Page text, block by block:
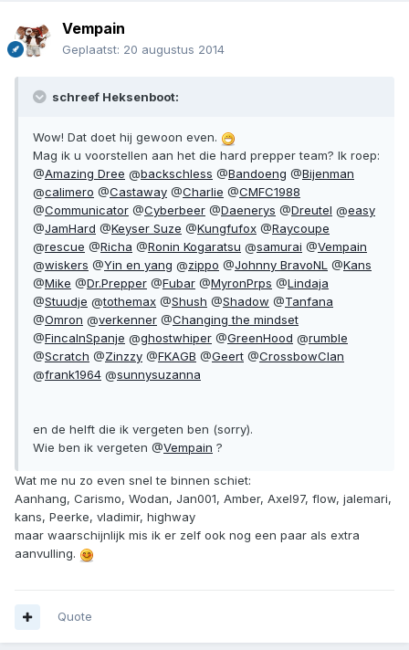
Vempain
Geplaatst: 20 augustus 2014
schreef Heksenboot:
Wow! Dat doet hij gewoon even.
Mag ik u voorstellen aan het die hard prepper team? Ik roep:
@Amazing Dree @backschless @Bandoeng @Bijenman
@calimero @Castaway @Charlie @CMFC1988
@Communicator @Cyberbeer @Daenerys @Dreutel @easy
@JamHard @Keyser Suze @Kungfufox @Raycoupe
@rescue @Richa @Ronin Kogaratsu @samurai @Vempain
@wiskers @Yin en yang @zippo @Johnny BravoNL @Kans
@Mike @Dr.Prepper @Fubar @MyronPrps @Lindaja
@Stuudje @tothemax @Shush @Shadow @Tanfana
@Omron @verkenner @Changing the mindset
@FincaInSpanje @ghostwhiper @GreenHood @rumble
@Scratch @Zinzzy @FKAGB @Geert @CrossbowClan
@frank1964 @sunnysuzanna
en de helft die ik vergeten ben (sorry).
Wie ben ik vergeten @Vempain ?
Wat me nu zo even snel te binnen schiet:
Aanhang, Carismo, Wodan, Jan001, Amber, Axel97, flow, jalemari,
kans, Peerke, vladimir, highway
maar waarschijnlijk mis ik er zelf ook nog een paar als extra
aanvulling.
Quote